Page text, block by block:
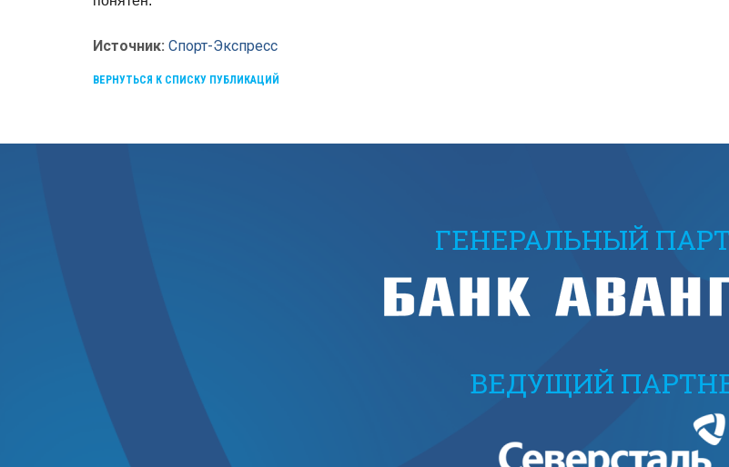
Источник: Спорт-Экспресс
ВЕРНУТЬСЯ К СПИСКУ ПУБЛИКАЦИЙ
ГЕНЕРАЛЬНЫЙ
ВЕДУЩИЙ